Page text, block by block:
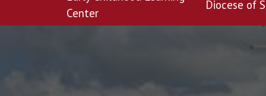
Center
Diocese of